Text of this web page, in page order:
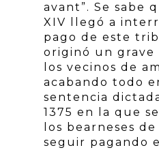
avant”. Se sabe
XIV llegó a
pago de este
originó un
los vecinos de
acabando todo
sentencia
1375 en la que
los bearneses
seguir pagando